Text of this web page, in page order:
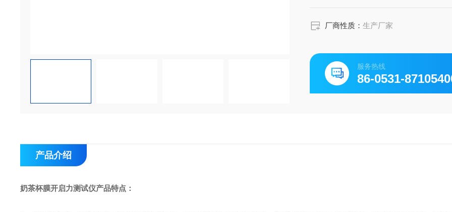
厂商性质：生产厂家
服务热线
86-0531-
产品介绍
奶茶杯膜开启力测试仪产品特点：